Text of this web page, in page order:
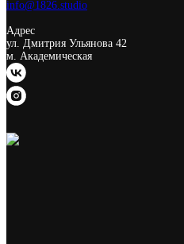
info@1826.studio
Адрес
ул. Дмитрия Ульянова 42
м. Академическая